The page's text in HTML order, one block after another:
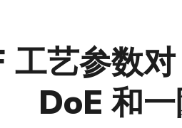
工艺参数
DoE 和